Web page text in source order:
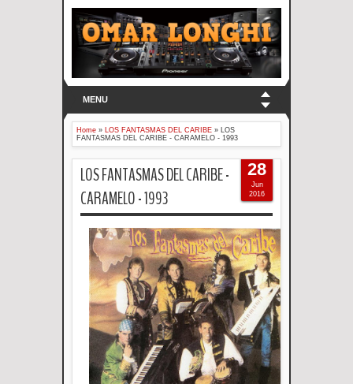
MENU
Home » LOS FANTASMAS DEL CARIBE »
LOS
FANTASMAS DEL CARIBE - CARAMELO - 1993
LOS FANTASMAS DEL CARIBE -
CARAMELO - 1993
28
Jun
2016